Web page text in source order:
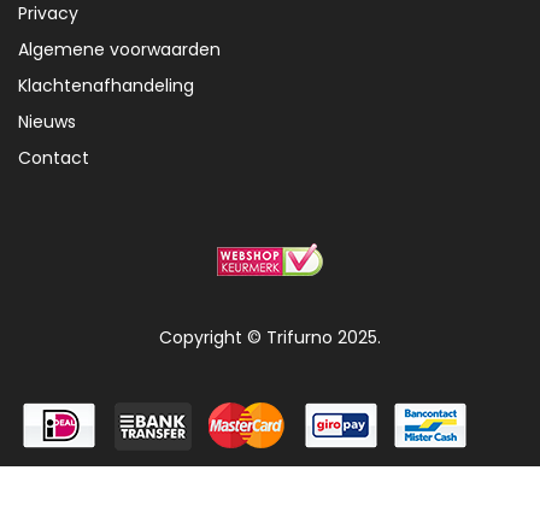
Privacy
Algemene voorwaarden
Klachtenafhandeling
Nieuws
Contact
Copyright © Trifurno 2025.